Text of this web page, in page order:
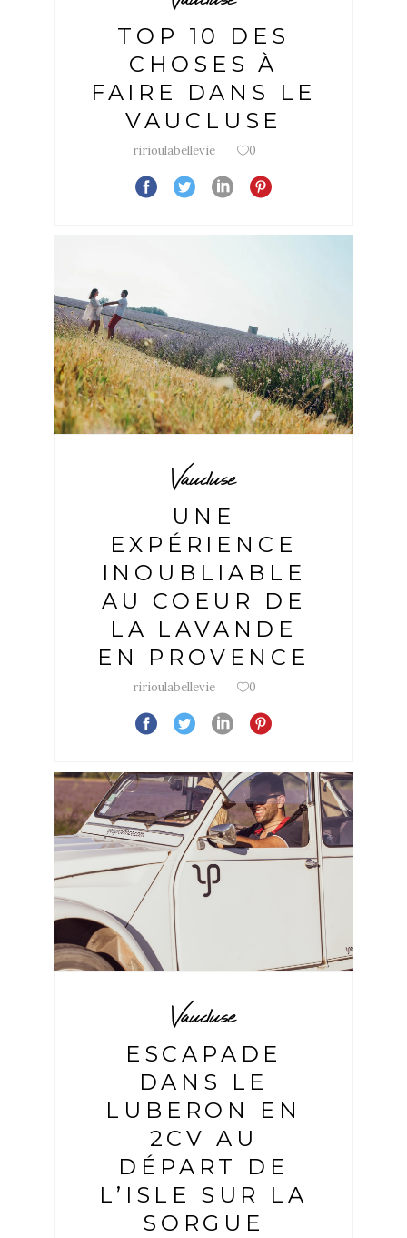
TOP 10 DES
CHOSES À
FAIRE DANS LE
VAUCLUSE
ririoulabellevie 0
Vaucluse
UNE
EXPÉRIENCE
INOUBLIABLE
AU COEUR DE
LA LAVANDE
EN PROVENCE
ririoulabellevie 0
Vaucluse
ESCAPADE
DANS LE
LUBERON EN
2CV AU
DÉPART DE
L’ISLE SUR LA
SORGUE